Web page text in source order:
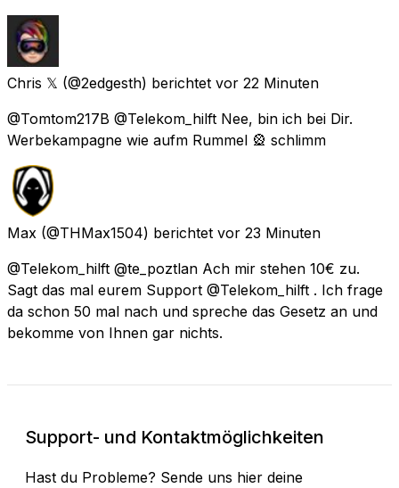
Chris 𝕏 (@2edgesth) berichtet vor 22 Minuten
@Tomtom217B @Telekom_hilft Nee, bin ich bei Dir.
Werbekampagne wie aufm Rummel 🎡 schlimm
Max (@THMax1504) berichtet vor 23 Minuten
@Telekom_hilft @te_poztlan Ach mir stehen 10€ zu.
Sagt das mal eurem Support @Telekom_hilft . Ich frage
da schon 50 mal nach und spreche das Gesetz an und
bekomme von Ihnen gar nichts.
Support- und Kontaktmöglichkeiten
Hast du Probleme? Sende uns hier deine